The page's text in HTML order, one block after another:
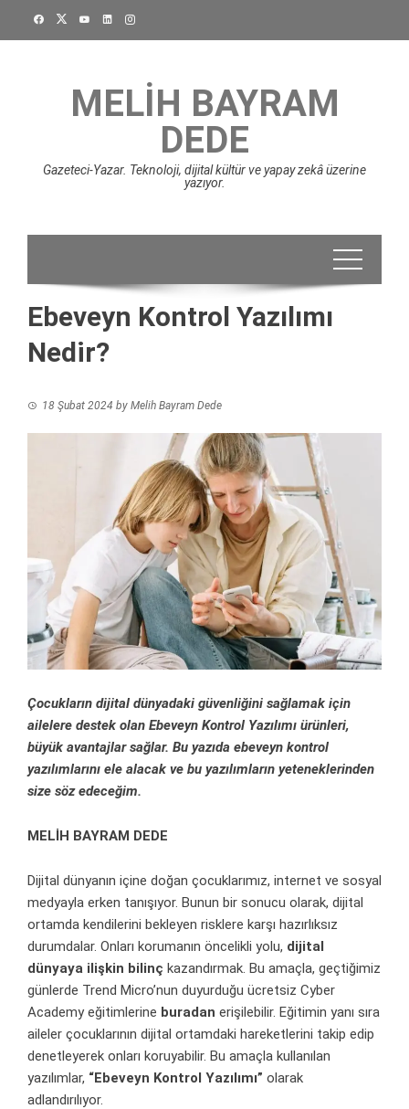
MELIH BAYRAM
DEDE
Gazeteci-Yazar. Teknoloji, dijital kültür ve yapay zekâ üzerine
yazıyor.
Ebeveyn Kontrol Yazılımı
Nedir?
18 Şubat 2024 by Melih Bayram Dede
Çocukların dijital dünyadaki güvenliğini sağlamak için
ailelere destek olan Ebeveyn Kontrol Yazılımı ürünleri,
büyük avantajlar sağlar. Bu yazıda ebeveyn kontrol
yazılımlarını ele alacak ve bu yazılımların yeteneklerinden
size söz edeceğim.
MELİH BAYRAM DEDE
Dijital dünyanın içine doğan çocuklarımız, internet ve sosyal
medyayla erken tanışıyor. Bunun bir sonucu olarak, dijital
ortamda kendilerini bekleyen risklere karşı hazırlıksız
durumdalar. Onları korumanın öncelikli yolu, dijital
dünyaya ilişkin bilinç kazandırmak. Bu amaçla, geçtiğimiz
günlerde Trend Micro’nun duyurduğu ücretsiz Cyber
Academy eğitimlerine buradan erişilebilir. Eğitimin yanı sıra
aileler çocuklarının dijital ortamdaki hareketlerini takip edip
denetleyerek onları koruyabilir. Bu amaçla kullanılan
yazılımlar, “Ebeveyn Kontrol Yazılımı” olarak
adlandırılıyor.